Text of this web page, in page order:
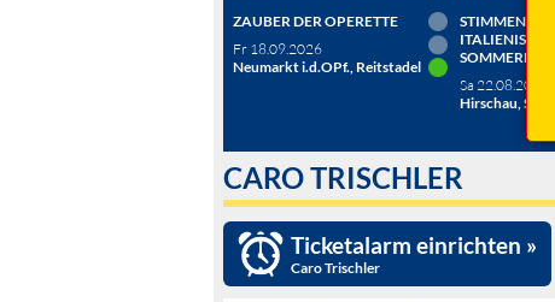
ZAUBER DER OPERETTE
Fr 18.09.2026
Neumarkt i.d.OPf., Reitstadel
STIMMEN
ITALIENISCHE
Sa 22.08.2026
Hirschau,
CARO TRISCHLER
Ticketalarm einrichten »
Caro Trischler